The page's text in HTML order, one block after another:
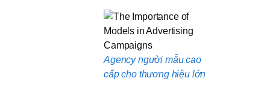
Agency người mẫu cao
cấp cho thương hiệu lớn